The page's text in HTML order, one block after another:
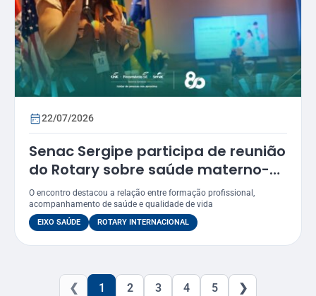
22/07/2026
Senac Sergipe participa de reunião
do Rotary sobre saúde materno-
infantil
O encontro destacou a relação entre formação profissional,
acompanhamento de saúde e qualidade de vida
EIXO SAÚDE ROTARY INTERNACIONAL
❮ 1 2 3 4 5 ❯